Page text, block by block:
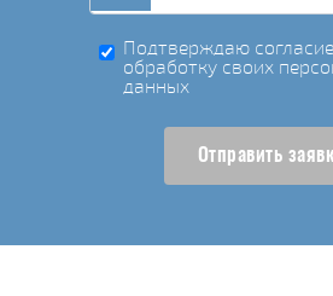
Подтверждаю
обработку своих
данных
Отправить